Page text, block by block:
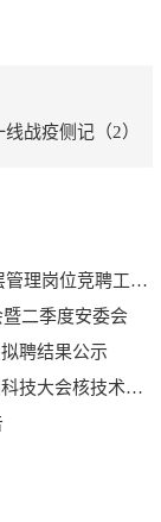
战疫侧记（2）
竞聘工作的 公告
二季度安委会
聘结果公示
术交流分论坛成功举办